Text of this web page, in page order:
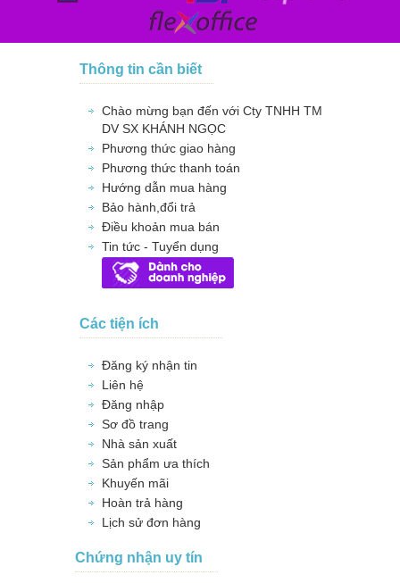
Thông tin cần biết
Chào mừng bạn đến với Cty TNHH TM
DV SX KHÁNH NGỌC
Phương thức giao hàng
Phương thức thanh toán
Hướng dẫn mua hàng
Bảo hành,đổi trả
Điều khoản mua bán
Tin tức - Tuyển dụng
Các tiện ích
Đăng ký nhận tin
Liên hệ
Đăng nhập
Sơ đồ trang
Nhà sản xuất
Sản phẩm ưa thích
Khuyến mãi
Hoàn trả hàng
Lịch sử đơn hàng
Chứng nhận uy tín